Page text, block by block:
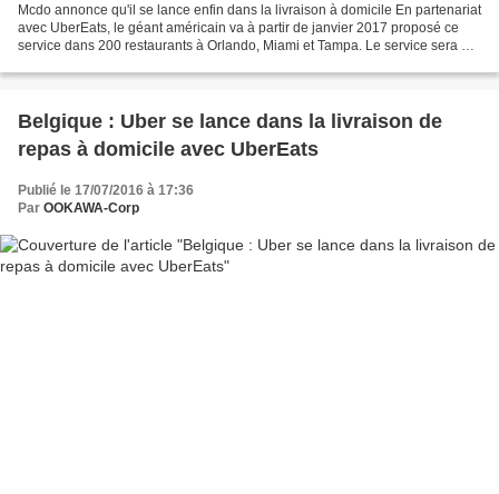
Mcdo annonce qu'il se lance enfin dans la livraison à domicile En partenariat
avec UberEats, le géant américain va à partir de janvier 2017 proposé ce
service dans 200 restaurants à Orlando, Miami et Tampa. Le service sera par
Belgique : Uber se lance dans la livraison de
repas à domicile avec UberEats
Publié le 17/07/2016 à 17:36
Par OOKAWA-Corp